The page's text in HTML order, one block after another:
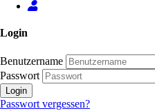
Login
Benutzername
Passwort
Login
Passwort vergessen?